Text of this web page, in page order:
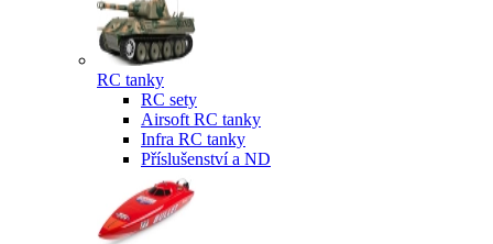
RC tanky
RC sety
Airsoft RC tanky
Infra RC tanky
Příslušenství a ND